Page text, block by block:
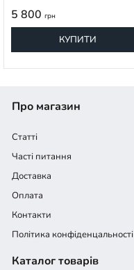
5 800 грн
КУПИТИ
Про магазин
Статті
Часті питання
Доставка
Оплата
Контакти
Політика конфіденцальності
Каталог товарів